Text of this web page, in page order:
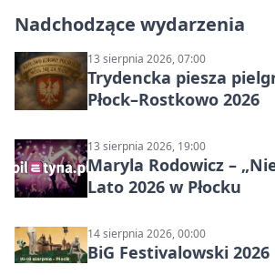
Nadchodzące wydarzenia
13 sierpnia 2026, 07:00
Trydencka piesza
Płock–Rostkowo 2026
13 sierpnia 2026, 19:00
Maryla Rodowicz –
Lato 2026 w Płocku
14 sierpnia 2026, 00:00
BiG Festivalowski 2026